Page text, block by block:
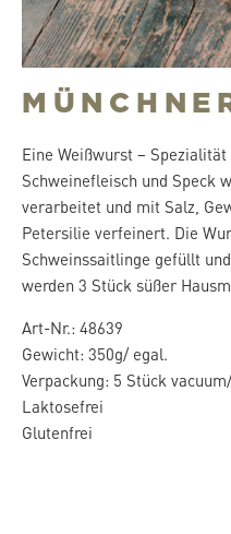
Eine Weißwurst –
Schweinefleisch und Speck
verarbeitet und mit Salz,
Petersilie verfeinert. Die
Schweinssaitlinge gefüllt
werden 3 Stück süßer
Art-Nr.: 48639
Gewicht: 350g/ egal.
Verpackung: 5 Stück
Laktosefrei
Glutenfrei